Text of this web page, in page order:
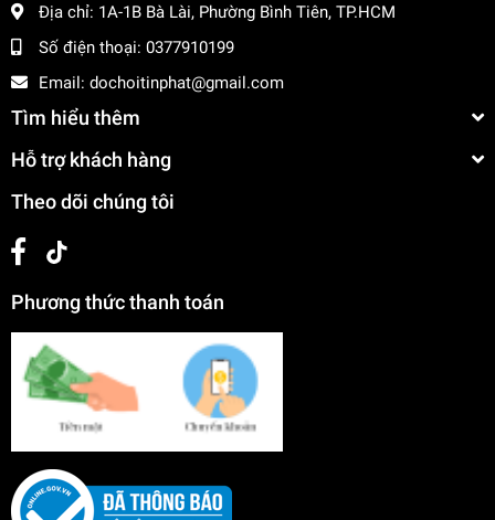
Địa chỉ: 1A-1B Bà Lài, Phường Bình Tiên, TP.HCM
Số điện thoại: 0377910199
Email: dochoitinphat@gmail.com
Tìm hiểu thêm
Hỗ trợ khách hàng
Theo dõi chúng tôi
Phương thức thanh toán